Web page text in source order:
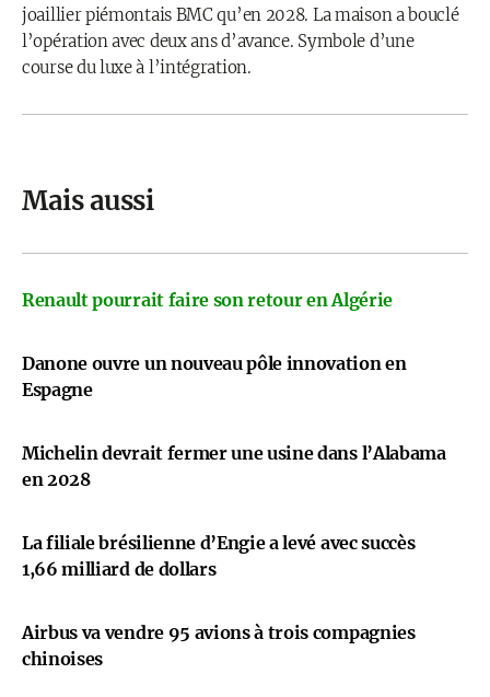
joaillier piémontais BMC qu’en 2028. La maison a bouclé
l’opération avec deux ans d’avance. Symbole d’une
course du luxe à l’intégration.
Mais aussi
Renault pourrait faire son retour en Algérie
Danone ouvre un nouveau pôle innovation en
Espagne
Michelin devrait fermer une usine dans l’Alabama
en 2028
La filiale brésilienne d’Engie a levé avec succès
1,66 milliard de dollars
Airbus va vendre 95 avions à trois compagnies
chinoises